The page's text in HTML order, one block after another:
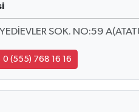
SOK. NO:59
0 (555) 768 16 16